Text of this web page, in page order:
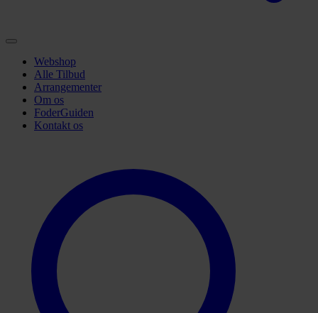
Webshop
Alle Tilbud
Arrangementer
Om os
FoderGuiden
Kontakt os